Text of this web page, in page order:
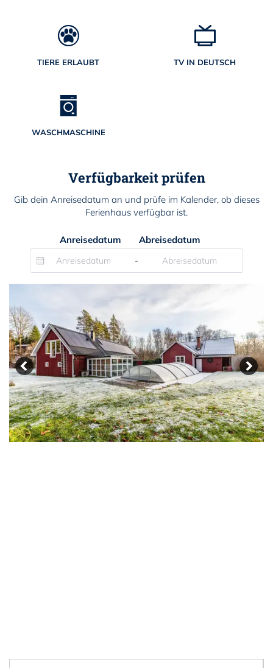
TIERE ERLAUBT TV IN DEUTSCH
WASCHMASCHINE
Verfügbarkeit prüfen
Gib dein Anreisedatum an und prüfe im Kalender, ob dieses
Ferienhaus verfügbar ist.
Anreisedatum Abreisedatum
-